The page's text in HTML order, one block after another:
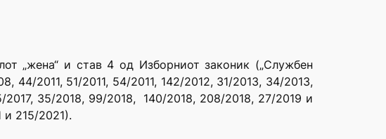
„жена“ и став 4 од Изборниот законик („Службен
44/2011, 51/2011, 54/2011, 142/2012, 31/2013, 34/2013,
2017, 35/2018, 99/2018, 140/2018, 208/2018, 27/2019 и
215/2021).